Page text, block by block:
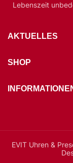
Lebenszeit
AKTUELLES
SHOP
EVIT Uhren &